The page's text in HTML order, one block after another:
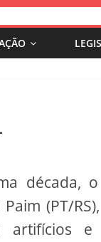
década,
(PT/
e